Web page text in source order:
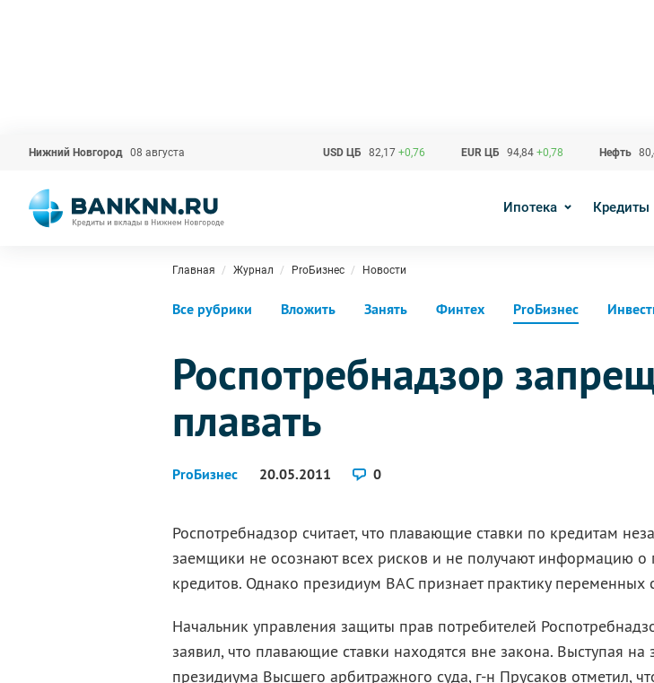
Нижний Новгород 08 августа USD ЦБ 82,17 +0,76 EUR ЦБ 94,84 +0,78 Нефть
Ипотека Кредиты
Главная Журнал ProБизнес Новости
Все рубрики Вложить Занять Финтех ProБизнес
Роспотребнадзор
плавать
ProБизнес 20.05.2011 0
Роспотребнадзор считает, что плавающие ставки по кредитам
заемщики не осознают всех рисков и не получают информацию о
кредитов. Однако президиум ВАС признает практику переменных
Начальник управления защиты прав потребителей
заявил, что плавающие ставки находятся вне закона. Выступая на
президиума Высшего арбитражного суда, г-н Прусаков отметил,